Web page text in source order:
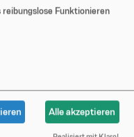
reibungslose Funktionieren
Alle akzeptieren